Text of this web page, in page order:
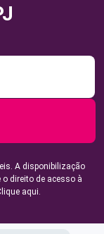
A disponibilização
direito de acesso à
aqui.